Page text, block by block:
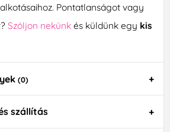
Pontatlanságot vagy
Szóljon nekünkés küldünk egy kis
(0)
szállítás